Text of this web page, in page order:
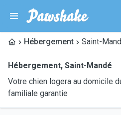
Hébergement Saint-
Hébergement, Saint-Mandé
Votre chien logera au domicile
familiale garantie